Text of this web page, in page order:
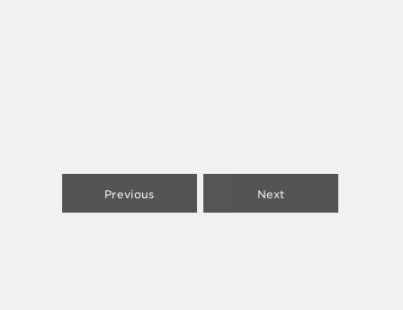
Previous Next